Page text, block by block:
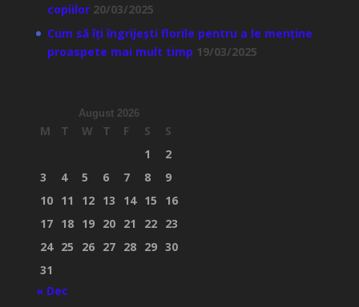
copiilor 20/03/2025
Cum să îți îngrijești florile pentru a le menține
proaspete mai mult timp 19/03/2025
August 2026
M T W T F S
S
1
2
3
4 5 6 7 8
9
10 11 12 13 14 15
16
17 18 19 20 21 22 23
24 25 26 27 28 29 30
31
« Dec